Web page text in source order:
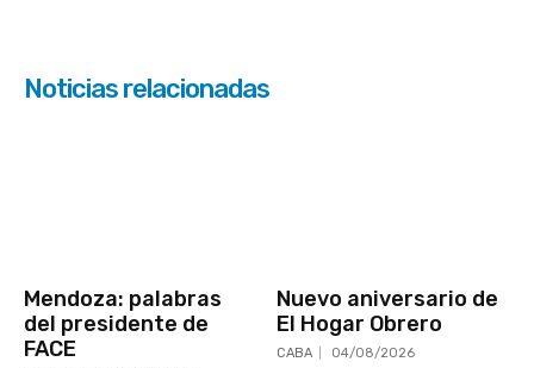
Noticias relacionadas
Mendoza: palabras
del presidente de
FACE
Nuevo aniversario de
El Hogar Obrero
CABA 04/08/2026